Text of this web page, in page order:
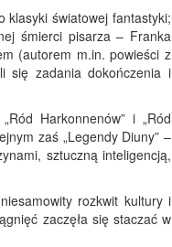
klasyki światowej fantastyki;
śmierci pisarza – Franka
(autorem m.in. powieści z
się zadania dokończenia i
Harkonnenów” i „Ród
zaś „Legendy Diuny” –
sztuczną inteligencją,
rozkwit kultury i
zaczęła się staczać w